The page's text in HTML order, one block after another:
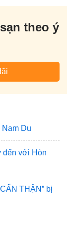
theo ý
Nam Du
đến với Hòn
THẬN” bị